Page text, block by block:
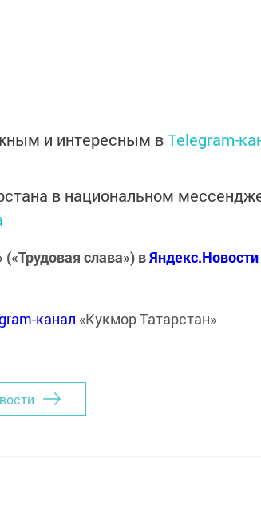
и интересным вTelegram-
в национальном
слава») вЯндекс.Новости
канал «Кукмор Татарстан»